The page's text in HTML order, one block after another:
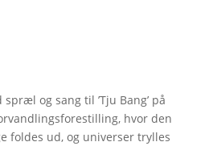
og sang til ’Tju Bang’ på
hvor den
foldes ud, og universer trylles